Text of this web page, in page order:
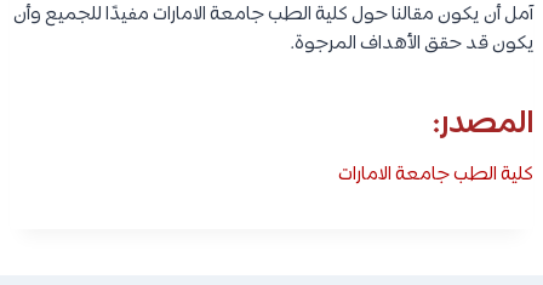
آمل أن يكون مقالنا حول كلية الطب جامعة الامارات مفيدًا للجميع وأن
يكون قد حقق الأهداف المرجوة.
المصدر:
كلية الطب جامعة الامارات